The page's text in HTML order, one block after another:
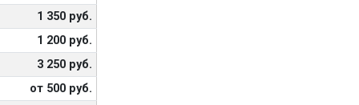
1 350 руб.
1 200 руб.
3 250 руб.
от 500 руб.